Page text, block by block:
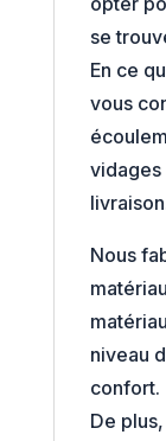
se
En ce
vous
vidages
Nous
niveau
confort.
De